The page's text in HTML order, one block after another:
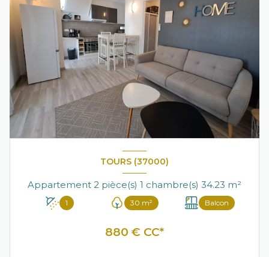
TOURS (37000)
Appartement 2 pièce(s) 1 chambre(s) 34.23 m²
1 30 m² Balcon
880 € CC*